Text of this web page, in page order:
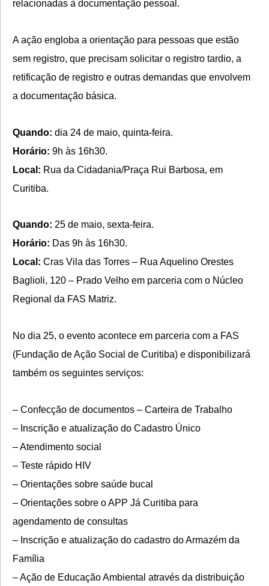
relacionadas à documentação pessoal.
A ação engloba a orientação para pessoas que estão
sem registro, que precisam solicitar o registro tardio, a
retificação de registro e outras demandas que envolvem
a documentação básica.
Quando: dia 24 de maio, quinta-feira.
Horário: 9h às 16h30.
Local: Rua da Cidadania/Praça Rui Barbosa, em
Curitiba.
Quando: 25 de maio, sexta-feira.
Horário: Das 9h às 16h30.
Local: Cras Vila das Torres – Rua Aquelino Orestes
Baglioli, 120 – Prado Velho em parceria com o Núcleo
Regional da FAS Matriz.
No dia 25, o evento acontece em parceria com a FAS
(Fundação de Ação Social de Curitiba) e disponibilizará
também os seguintes serviços:
– Confecção de documentos – Carteira de Trabalho
– Inscrição e atualização do Cadastro Único
– Atendimento social
– Teste rápido HIV
– Orientações sobre saúde bucal
– Orientações sobre o APP Já Curitiba para
agendamento de consultas
– Inscrição e atualização do cadastro do Armazém da
Família
– Ação de Educação Ambiental através da distribuição